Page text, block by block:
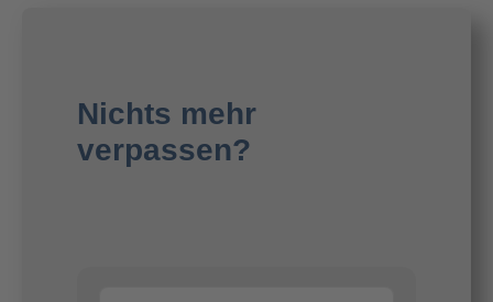
Nichts mehr
verpassen?